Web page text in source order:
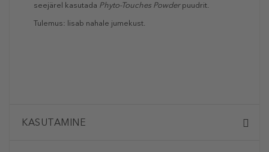
seejärel kasutada Phyto-Touches Powderpuudrit.
Tulemus: lisab nahale jumekust.
KASUTAMINE